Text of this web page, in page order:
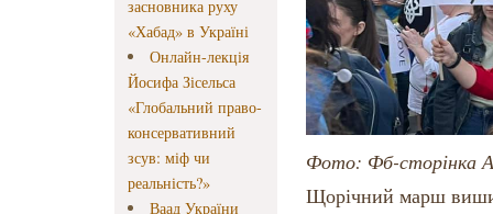
засновника руху
«Хабад» в Україні
Онлайн-лекція
Йосифа Зісельса
«Глобальний право-
консервативний
зсув: міф чи
реальність?»
Ваад України
Фото: Фб-сторінка
Щорічний марш